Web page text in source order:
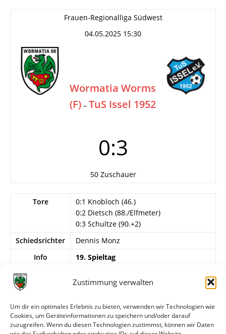
Zustimmung verwalten
Um dir ein optimales Erlebnis zu bieten, verwenden wir Technologien wie
Cookies, um Geräteinformationen zu speichern und/oder darauf
zuzugreifen. Wenn du diesen Technologien zustimmst, können wir Daten
Frauen-Regionalliga Südwest
04.05.2025 15:30
Wormatia Worms
(F) – TuS Issel 1952
0:3
50 Zuschauer
Tore
0:1 Knobloch (46.)
0:2 Dietsch (88./Elfmeter)
0:3 Schultze (90.+2)
Schiedsrichter
Dennis Monz
Info
19. Spieltag
Wormatia Worms
Krebes – Ruh, Jüllich, Härle, Schildhorn
Weidenhausen, Bari (81. Kesler), Licht,
Flatter, Gajdera. Trainer: Hagner.